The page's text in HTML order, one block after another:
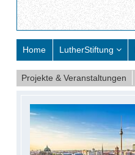
Home LutherStiftung
Projekte & Veranstaltungen